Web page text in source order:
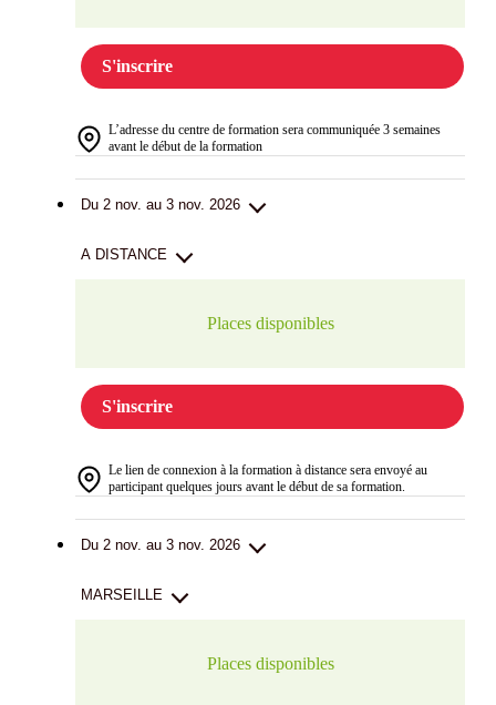
S'inscrire
L’adresse du centre de formation sera communiquée 3 semaines
avant le début de la formation
Du 2 nov. au 3 nov. 2026
A DISTANCE
Places disponibles
S'inscrire
Le lien de connexion à la formation à distance sera envoyé au
participant quelques jours avant le début de sa formation.
Du 2 nov. au 3 nov. 2026
MARSEILLE
Places disponibles